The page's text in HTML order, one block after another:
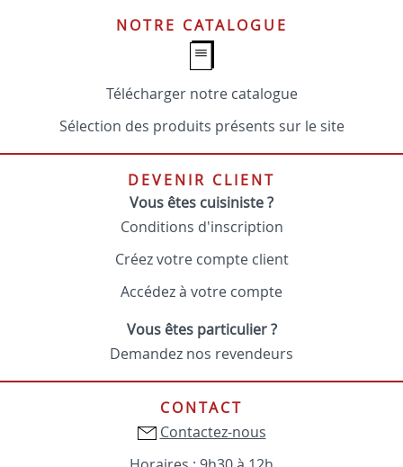
NOTRE CATALOGUE
Télécharger notre catalogue
Sélection des produits présents sur le site
DEVENIR CLIENT
Vous êtes cuisiniste ?
Conditions d'inscription
Créez votre compte client
Accédez à votre compte
Vous êtes particulier ?
Demandez nos revendeurs
CONTACT
Contactez-nous